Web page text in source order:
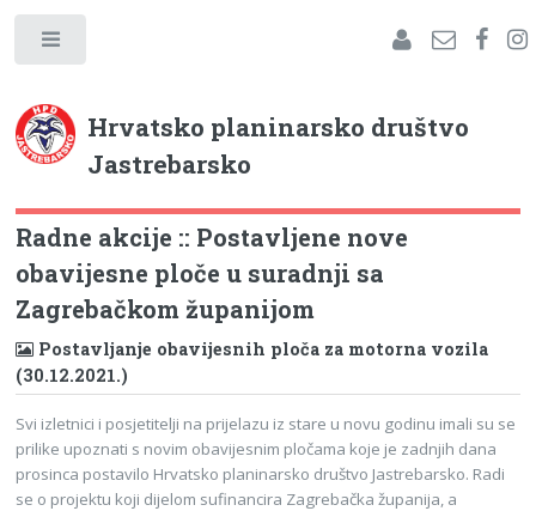
Hrvatsko planinarsko društvo
Jastrebarsko
Radne akcije :: Postavljene nove
obavijesne ploče u suradnji sa
Zagrebačkom županijom
Postavljanje obavijesnih ploča za motorna vozila
(30.12.2021.)
Svi izletnici i posjetitelji na prijelazu iz stare u novu godinu imali su se
prilike upoznati s novim obavijesnim pločama koje je zadnjih dana
prosinca postavilo Hrvatsko planinarsko društvo Jastrebarsko. Radi
se o projektu koji dijelom sufinancira Zagrebačka županija, a